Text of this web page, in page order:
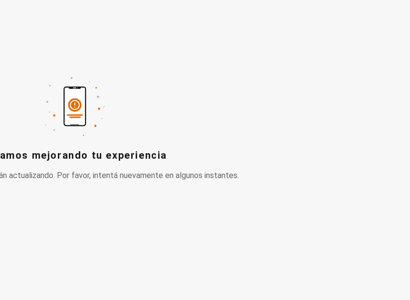
mejorando tu experiencia
actualizando. Por favor, intentá nuevamente en algunos instantes.